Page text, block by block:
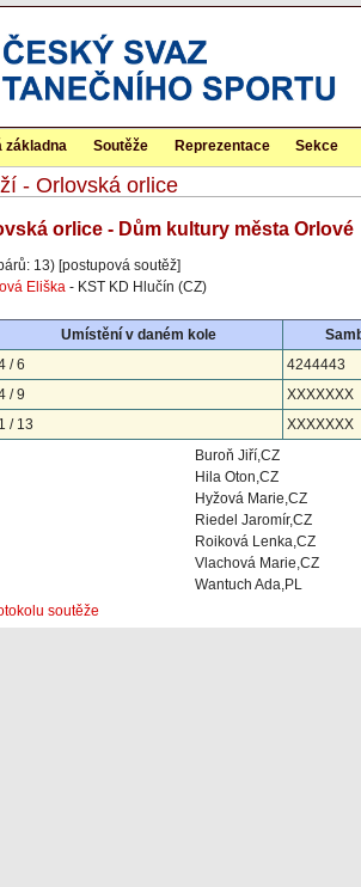
základna Soutěže Reprezentace Sekce
- Orlovská orlice
orlice - Dům kultury města Orlové
13) [postupová soutěž]
Eliška - KST KD Hlučín (CZ)
Umístění v daném kole
/ 6
4244443
/ 9
XXXXXXX
1 / 13
XXXXXXX
Buroň Jiří,CZ
Hila Oton,CZ
Hyžová Marie,CZ
Riedel Jaromír,CZ
Roiková Lenka,CZ
Vlachová Marie,CZ
Wantuch Ada,PL
soutěže